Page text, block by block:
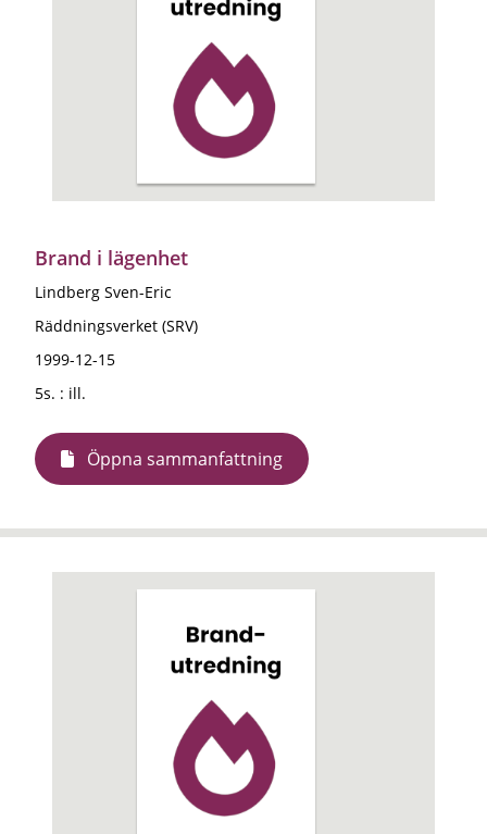
Brand i lägenhet
Lindberg Sven-Eric
Räddningsverket (SRV)
1999-12-15
5s. : ill.
Öppna sammanfattning